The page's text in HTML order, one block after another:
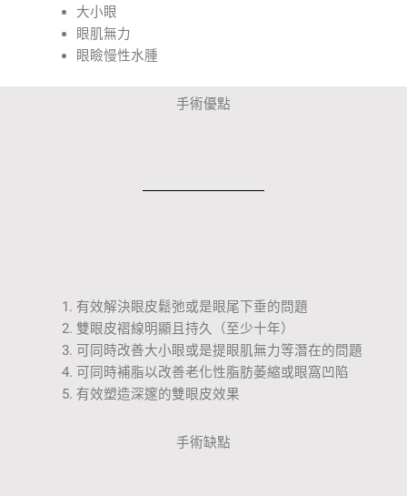
大小眼
眼肌無力
眼瞼慢性水腫
手術優點
有效解決眼皮鬆弛或是眼尾下垂的問題
雙眼皮褶線明顯且持久（至少十年）
可同時改善大小眼或是提眼肌無力等潛在的問題
可同時補脂以改善老化性脂肪萎縮或眼窩凹陷
有效塑造深邃的雙眼皮效果
手術缺點